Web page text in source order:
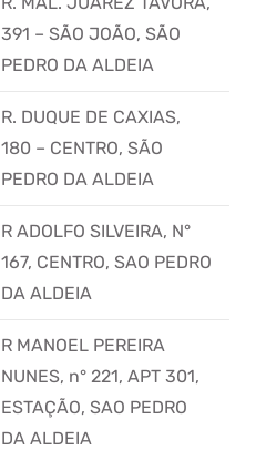
391 – SÃO JOÃO, SÃO
PEDRO DA ALDEIA
R. DUQUE DE CAXIAS,
180 – CENTRO, SÃO
PEDRO DA ALDEIA
R ADOLFO SILVEIRA, N°
167, CENTRO, SAO PEDRO
DA ALDEIA
R MANOEL PEREIRA
NUNES, n° 221, APT 301,
ESTAÇÃO, SAO PEDRO
DA ALDEIA